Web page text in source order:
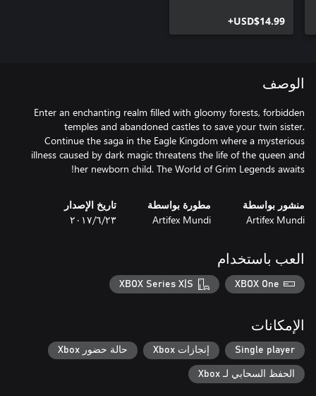
USD$14.99+
الوصف
Enter an enchanting realm filled with gloomy forests, forbidden
temples and abandoned castles to save your twin sister.
Continue the saga in the Eagle Kingdom where a mysterious
illness caused by dark magic threatens the life of the queen and
her newborn child. The World of Grim Legends awaits!
منشور بواسطة
Artifex Mundi
مطورة بواسطة
Artifex Mundi
تاريخ الإصدار
٢٣‏/٦‏/٢٠١٧
العب باستخدام
XBOX One
XBOX Series X|S
الإمكانات
Single player إنجازات Xbox حالة حضور Xbox
الحفظ السحابي لـ Xbox